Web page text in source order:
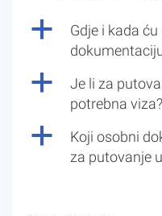
a
Gdje i kada
a
Je li za
potrebna viza?
a
Koji osobni
za putovanje